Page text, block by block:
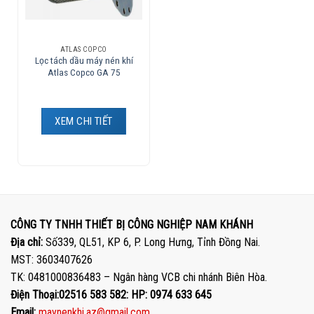
ATLAS COPCO
Lọc tách dầu máy nén khí
Atlas Copco GA 75
XEM CHI TIẾT
CÔNG TY TNHH THIẾT BỊ CÔNG NGHIỆP NAM KHÁNH
Địa chỉ: Số339, QL51, KP 6, P. Long Hưng, Tỉnh Đồng Nai.
MST: 3603407626
TK: 0481000836483 – Ngân hàng VCB chi nhánh Biên Hòa.
Điện Thoại:02516 583 582: HP: 0974 633 645